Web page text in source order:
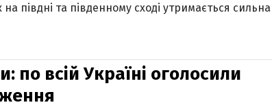
півдні та південному сході утримається сильна
по всій Україні оголосили